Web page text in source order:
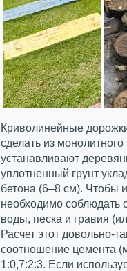
Криволинейные
сделать из
устанавливают
уплотненный грунт
бетона (6–8 см). Чтобы
необходимо соблюдать
воды, песка и гравия
Расчет этот довольно-
соотношение цемента
1:0,7:2:3. Если